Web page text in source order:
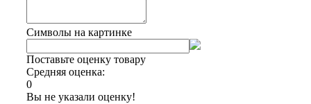
Символы на картинке
Поставьте оценку товару
Средняя оценка:
0
Вы не указали оценку!